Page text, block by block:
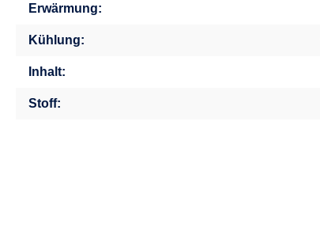
Erwärmung:
Kühlung:
Inhalt:
Stoff: